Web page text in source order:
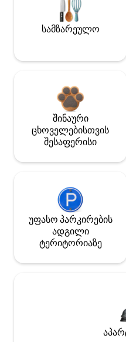
სამზარეულო
შინაური
ცხოველებისთვის
შესაფერისი
უფასო პარკირების
ადგილი
ტერიტორიაზე